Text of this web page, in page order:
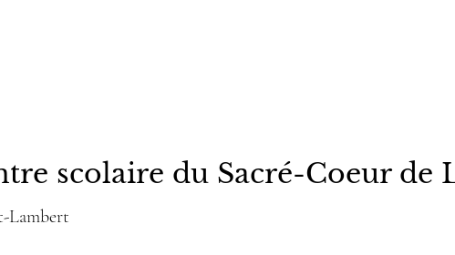
scolaire du Sacré-Coeur de
Lambert